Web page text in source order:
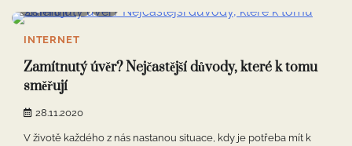
INTERNET
Zamítnutý úvěr? Nejčastější důvody, které k tomu
směřují
28.11.2020
V životě každého z nás nastanou situace, kdy je potřeba mít k